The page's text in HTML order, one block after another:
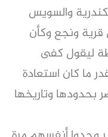
والسويس
ونجع وكأن
ليقول كفى
ما كان استعادة
وتاريخها